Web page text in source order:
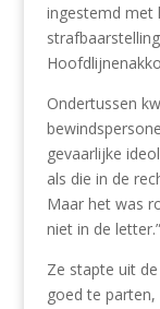
ingestemd met
Ondertussen
gevaarlijke
als die in de
Maar het was
niet in de letter.”
Ze stapte uit
goed te